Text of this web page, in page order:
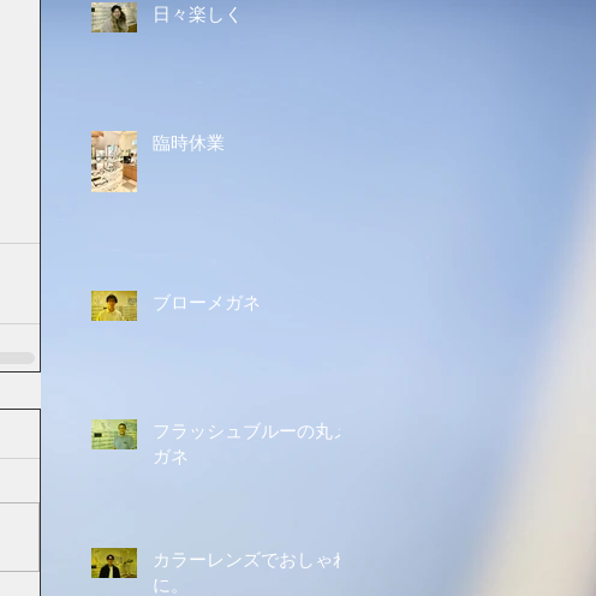
日々楽しく
臨時休業
ブローメガネ
フラッシュブルーの丸メ
ガネ
カラーレンズでおしゃれ
に。